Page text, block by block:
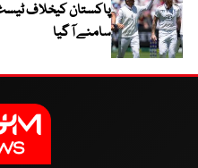
سامنے آ گیا